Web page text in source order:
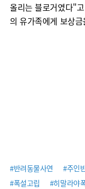
올리는 블로거였다"
의 유가족에게 보상
#반려동물사연 #주인
#폭설고립
#히말라야